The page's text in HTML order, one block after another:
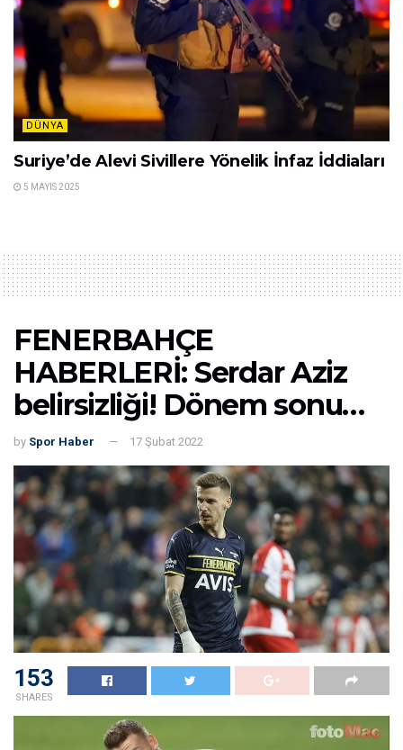
DÜNYA
Suriye’de Alevi Sivillere Yönelik İnfaz İddiaları
5 MAYIS 2025
FENERBAHÇE
HABERLERİ: Serdar Aziz
belirsizliği! Dönem sonu…
by Spor Haber 17 Şubat 2022
153
SHARES